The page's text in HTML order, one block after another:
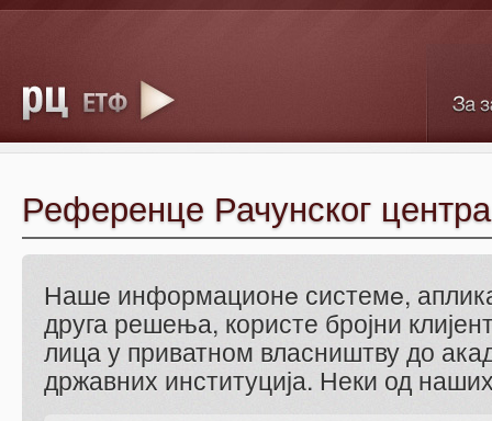
Референце Рачунског
Нашe информационe системe,
друга решења, користе бројни
лица у приватном власништву до
државних институција. Неки од